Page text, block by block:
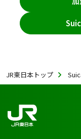
JR東日本トップ